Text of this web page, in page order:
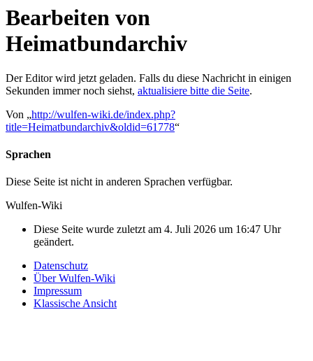
Bearbeiten von
Heimatbundarchiv
Der Editor wird jetzt geladen. Falls du diese Nachricht in einigen
Sekunden immer noch siehst, aktualisiere bitte die Seite.
Von „http://wulfen-wiki.de/index.php?
title=Heimatbundarchiv&oldid=61778“
Sprachen
Diese Seite ist nicht in anderen Sprachen verfügbar.
Wulfen-Wiki
Diese Seite wurde zuletzt am 4. Juli 2026 um 16:47 Uhr
geändert.
Datenschutz
Über Wulfen-Wiki
Impressum
Klassische Ansicht